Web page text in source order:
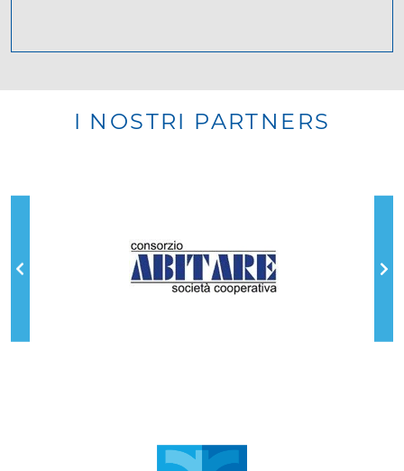
I NOSTRI PARTNERS